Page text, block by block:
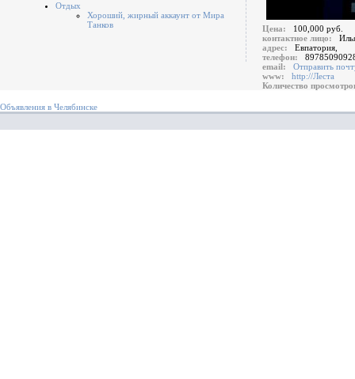
Отдых
Хороший, жирный аккаунт от Мира
Танков
Цена:
100,000 руб.
контактное лицо:
адрес:
Евпатория,
телефон:
email:
Отправить
www:
http://Леста
Количество
Объявления в Челябинске